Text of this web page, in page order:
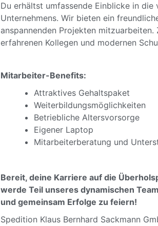
Du erhältst umfassende Einblicke in
Unternehmens. Wir bieten ein
anspannenden Projekten
erfahrenen Kollegen und modernen
Mitarbeiter-Benefits:
Attraktives Gehaltspaket
Weiterbildungsmöglichkeiten
Betriebliche Altersvorsorge
Eigener Laptop
Mitarbeiterberatung und
Bereit, deine Karriere auf die
werde Teil unseres dynamischen
und gemeinsam Erfolge zu feiern!
Spedition Klaus Bernhard Sackmann